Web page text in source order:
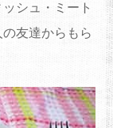
シュ・ミート
友達からもら